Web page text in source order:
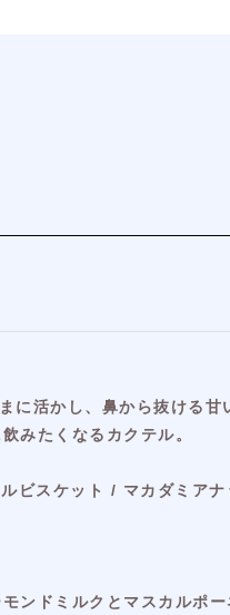
に活かし、鼻から抜ける甘
みたくなるカクテル。
ビスケット / マカダミア
ンドミルクとマスカルポー